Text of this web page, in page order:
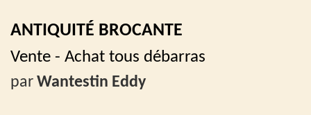
ANTIQUITÉ BROCANTE
Vente - Achat tous débarras
par Wantestin Eddy